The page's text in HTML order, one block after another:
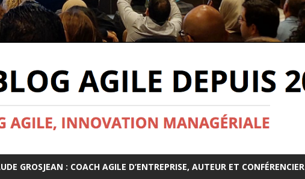
GROSJEAN : COACH AGILE D’ENTREPRISE, AUTEUR ET CONFÉRENCIER